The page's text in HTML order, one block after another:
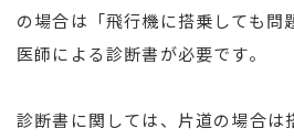
の場合は「飛行機に搭乗しても問
医師による診断書が必要です。
診断書に関しては、片道の場合は